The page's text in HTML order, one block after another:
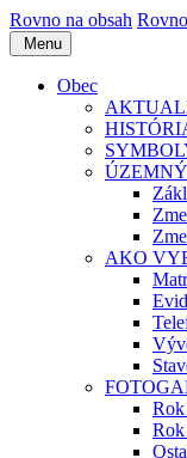
Rovno na obsah
Menu
Obec
AKO